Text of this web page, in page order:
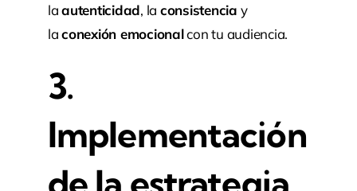
laautenticidad, la consistencia y
laconexión emocionalcon tu audiencia.
3.
Implementación